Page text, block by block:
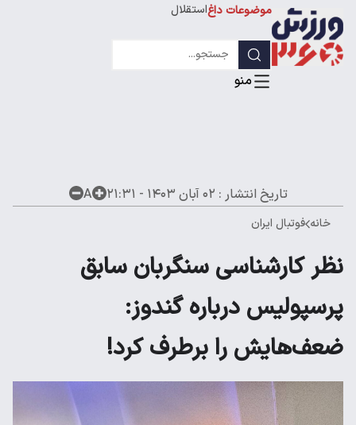
موضوعات داغاستقلال
تاریخ انتشار : ۰۲ آبان ۱۴۰۳ - ۲۱:۳۱ A
خانه فوتبال ایران
نظر کارشناسی سنگربان سابق
پرسپولیس درباره گندوز:
ضعف‌هایش را برطرف کرد!